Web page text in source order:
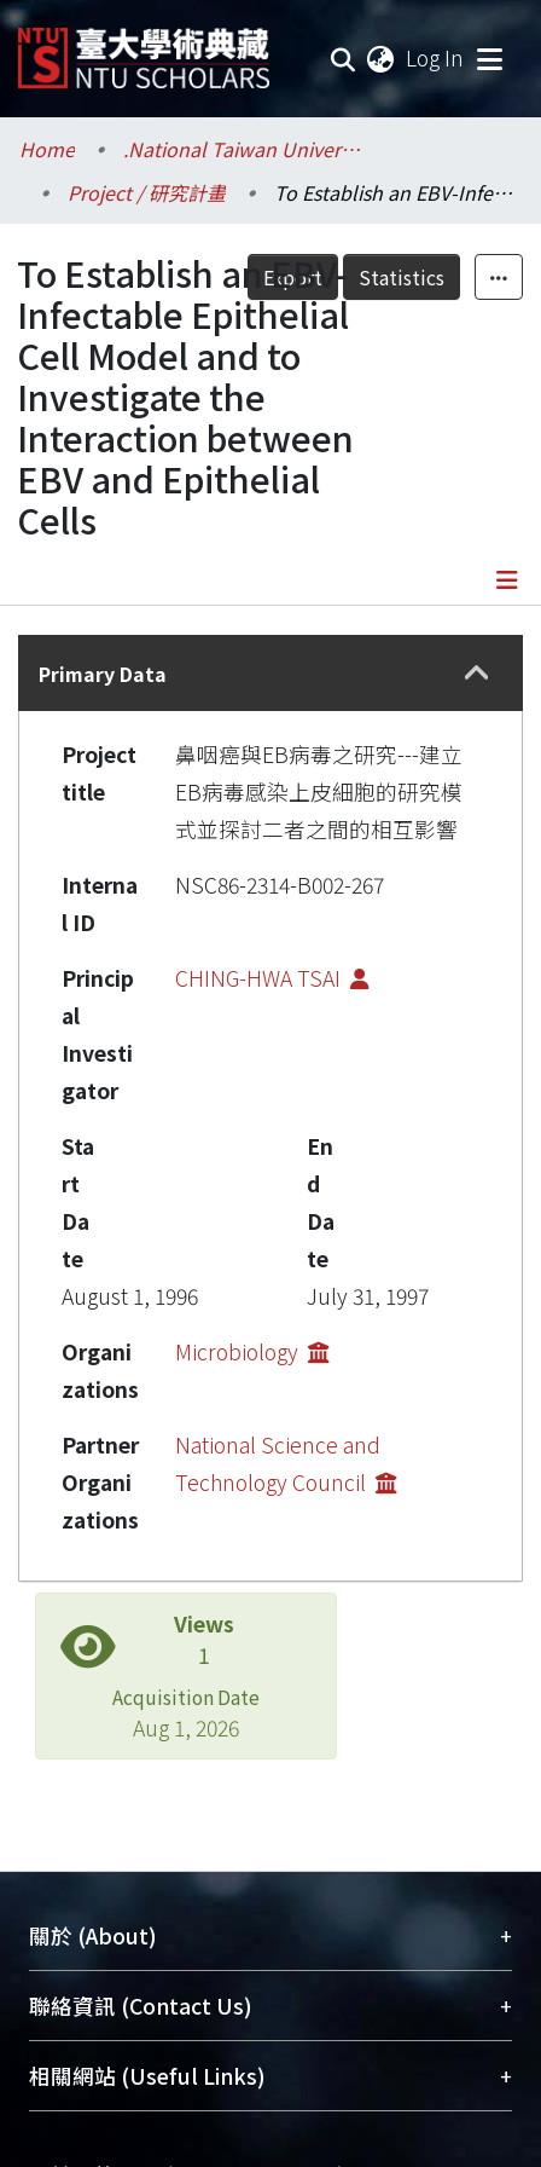
Log In
Communities & Collections
Research Outputs
Fundings & Projects
Researchers
Organizations
Statistics
Home
.National Taiwan University / 國立臺灣大學
Project / 研究計畫
To Establish an EBV-Infectable Epithelial Cell Model and to Investigate the Interaction between EBV and Epithelial Cells
Export Statistics
To Establish an EBV-
Infectable Epithelial
Cell Model and to
Investigate the
Interaction between
EBV and Epithelial
Cells
Details
Primary Data
Project
title
鼻咽癌與EB病毒之研究---建立
EB病毒感染上皮細胞的研究模
式並探討二者之間的相互影響
Interna
l ID
NSC86-2314-B002-267
Princip
al
Investi
gator
CHING-HWA TSAI
Sta
rt
Da
te
August 1, 1996
En
d
Da
te
July 31, 1997
Organi
zations
Microbiology
Partner
Organi
zations
National Science and
Technology Council
Views
1
Acquisition Date
Aug 1, 2026
關於 (About) +
臺大位居世界頂尖大學之列，為永久珍藏及向國際
展現本校豐碩的研究成果及學術能量，圖書館整合
機構典藏（NTUR）與學術庫（AH）不同功能平
台，成為臺大學術典藏NTU scholars。期能整合研
聯絡資訊 (Contact Us) +
總館學科館員(Main Library)
醫學圖書館學科館員(Medical Library)
相關網站 (Useful Links) +